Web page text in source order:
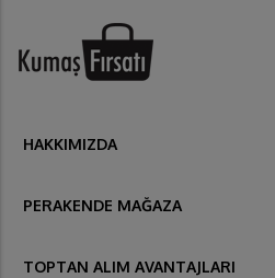
HAKKIMIZDA
PERAKENDE MAĞAZA
TOPTAN ALIM AVANTAJLARI